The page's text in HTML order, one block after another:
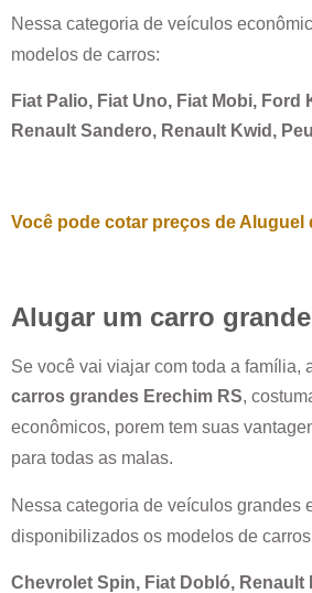
Nessa categoria de veículos
modelos de carros:
Fiat Palio, Fiat Uno, Fiat Mobi,
Renault Sandero, Renault Kwid,
Você pode cotar preços de
Alugar um carro
Se você vai viajar com toda a família,
carros grandes Erechim RS,
econômicos, porem tem suas
para todas as malas.
Nessa categoria de veículos grandes
disponibilizados os modelos de
Chevrolet Spin, Fiat Dobló,